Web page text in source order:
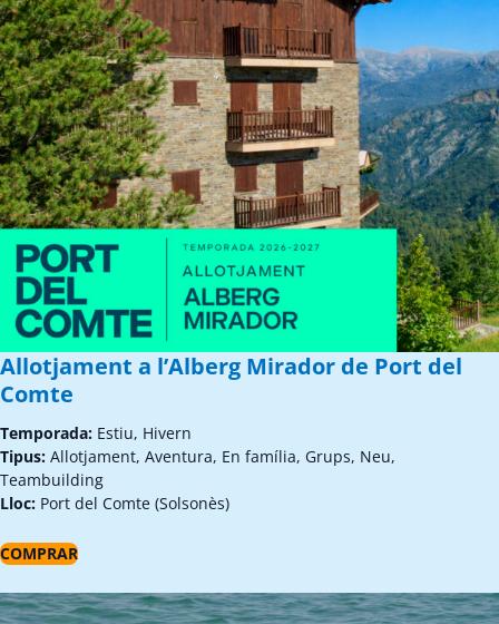
Allotjament a l’Alberg Mirador de Port del
Comte
Temporada: Estiu, Hivern
Tipus: Allotjament, Aventura, En família, Grups, Neu,
Teambuilding
Lloc: Port del Comte (Solsonès)
COMPRAR